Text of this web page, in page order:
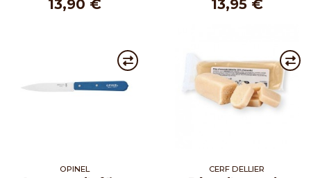
13,90 € 13,95 €
OPINEL CERF DELLIER